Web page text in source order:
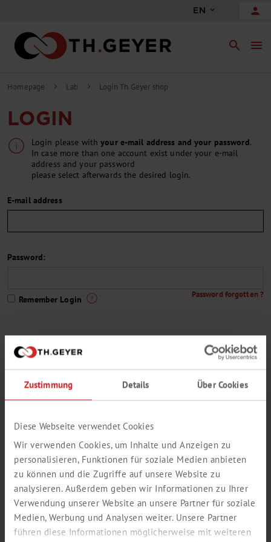
Zustimmung Details Über Cookies
Diese Webseite verwendet Cookies
Wir verwenden Cookies, um Inhalte und Anzeigen zu
personalisieren, Funktionen für soziale Medien anbieten
zu können und die Zugriffe auf unsere Website zu
analysieren. Außerdem geben wir Informationen zu Ihrer
Verwendung unserer Website an unsere Partner für soziale
Medien, Werbung und Analysen weiter. Unsere Partner
führen diese Informationen möglicherweise mit weiteren
EN person
search menu
Homepage chevron_right Lab chevron_right Login Th.Geyer shop
LOGIN
Login please withyour e-mail address and your password.
In case more than one account exist under your e-mail
address and your password
please select afterwards the desired login.
E-mail address
Password:
Remember Login Password forgotten ?
You are not yet a Th. Geyer customer or do not have a customer
access to our webshop ?
This way to register